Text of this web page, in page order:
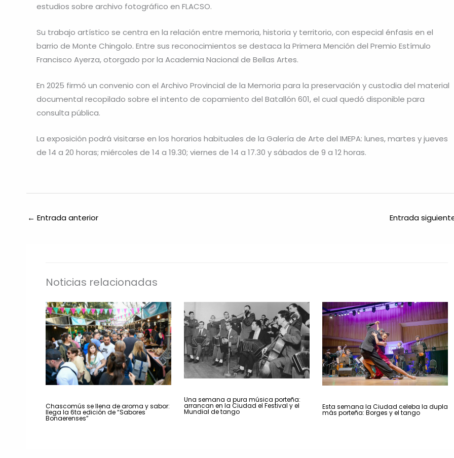
estudios sobre archivo fotográfico en FLACSO.
Su trabajo artístico se centra en la relación entre memoria, historia y territorio, con especial énfasis en el
barrio de Monte Chingolo. Entre sus reconocimientos se destaca la Primera Mención del Premio Estímulo
Francisco Ayerza, otorgado por la Academia Nacional de Bellas Artes.
En 2025 firmó un convenio con el Archivo Provincial de la Memoria para la preservación y custodia del material
documental recopilado sobre el intento de copamiento del Batallón 601, el cual quedó disponible para
consulta pública.
La exposición podrá visitarse en los horarios habituales de la Galería de Arte del IMEPA: lunes, martes y jueves
de 14 a 20 horas; miércoles de 14 a 19.30; viernes de 14 a 17.30 y sábados de 9 a 12 horas.
← Entrada anterior Entrada
Noticias relacionadas
Chascomús se llena de aroma y sabor:
llega la 6ta edición de “Sabores
Bonaerenses”
Una semana a pura música porteña:
arrancan en la Ciudad el Festival y el
Mundial de tango
Esta semana la Ciudad celeba la dupla
más porteña: Borges y el tango